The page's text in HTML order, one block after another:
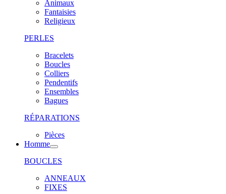
Animaux
Fantaisies
Religieux
PERLES
Bracelets
Boucles
Colliers
Pendentifs
Ensembles
Bagues
RÉPARATIONS
Pièces
Homme
BOUCLES
ANNEAUX
FIXES